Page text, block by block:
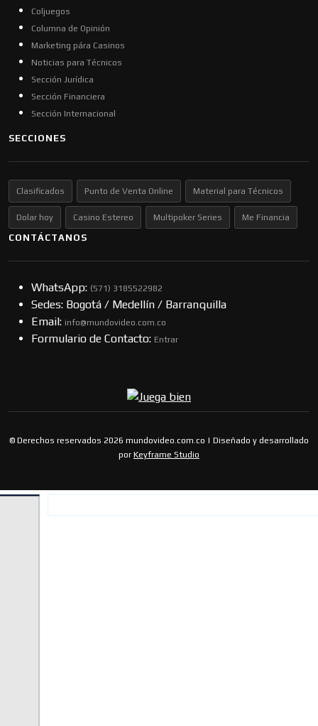
Coljuegos
Columna de Opinión
Marketing pára Casinos
Noticias para Técnicos
Sección Jurídica
Sección Financiera
Sección Internacional
SECCIONES
Clasificados Punto de Venta Online Material para Técnicos
Dolar hoy Casino Estereo Multipoker Series Me Financia
CONTÁCTANOS
WhatsApp: (57​​1) 3185522982
Sedes: Bogotá / Medellín / Barranquilla
Email: info@mundovideo.com.co
Formulario de Contacto: Entrar
© Derechos reservados 2026 mundovideo.com.co | Diseñado y desarrollado
por Keyframe Studio